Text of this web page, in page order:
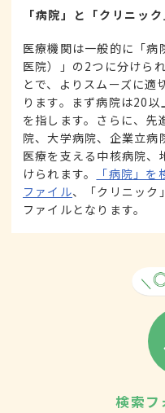
「病院」と「クリニッ
医療機関は一般的に「病
医院）」の2つに分けら
とで、よりスムーズに適
ります。まず病院は20
を指します。さらに、先
院、大学病院、企業立病
医療を支える中核病院、
けられます。
「病院」
ファイル、「クリニック
ファイルとなります。
検索フ